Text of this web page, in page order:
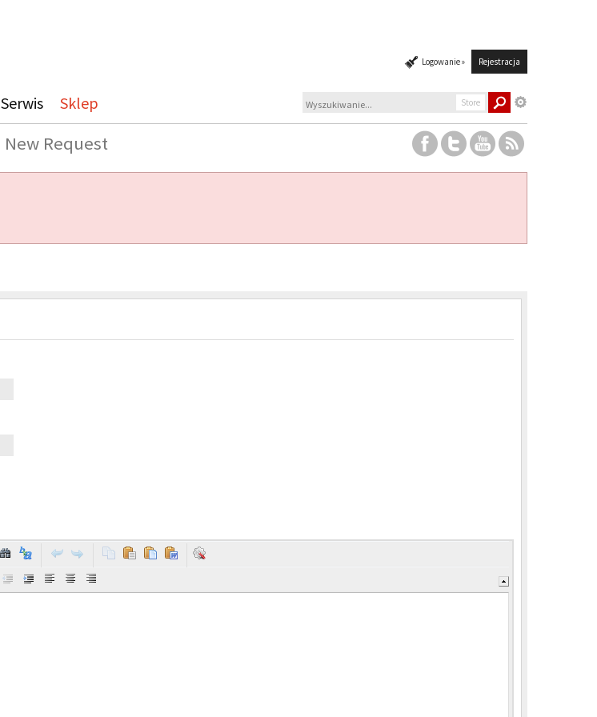
Logowanie » Rejestracja
Serwis Sklep Store
New Request